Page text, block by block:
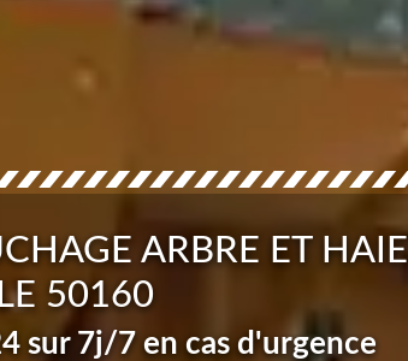
ARBRE ET HAIE
50160
sur 7j/7 en cas d'urgence